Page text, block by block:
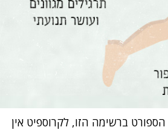
ברשימה הזו, לקרוספיט אין